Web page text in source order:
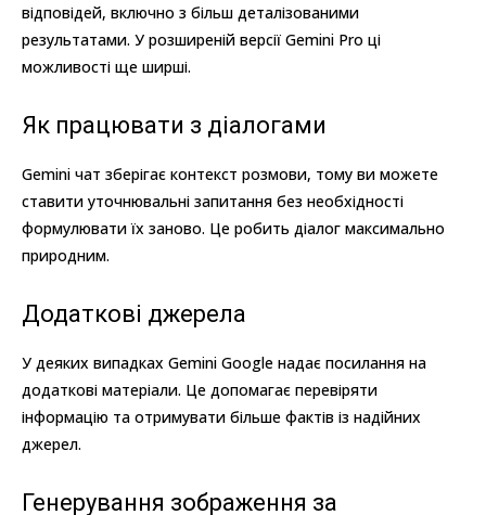
відповідей, включно з більш деталізованими
результатами. У розширеній версії Gemini Pro ці
можливості ще ширші.
Як працювати з діалогами
Gemini чат зберігає контекст розмови, тому ви можете
ставити уточнювальні запитання без необхідності
формулювати їх заново. Це робить діалог максимально
природним.
Додаткові джерела
У деяких випадках Gemini Google надає посилання на
додаткові матеріали. Це допомагає перевіряти
інформацію та отримувати більше фактів із надійних
джерел.
Генерування зображення за